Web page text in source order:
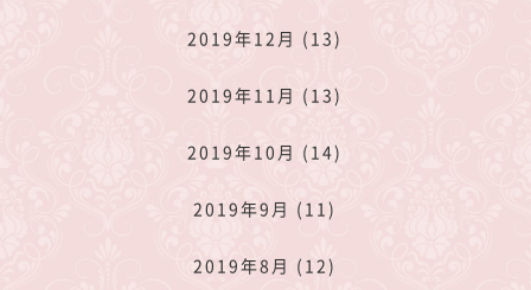
2019年12月 (13)
2019年11月 (13)
2019年10月 (14)
2019年9月 (11)
2019年8月 (12)